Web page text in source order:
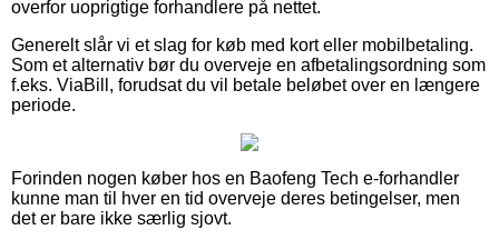
overfor uoprigtige forhandlere på nettet.
Generelt slår vi et slag for køb med kort eller mobilbetaling.
Som et alternativ bør du overveje en afbetalingsordning som
f.eks. ViaBill, forudsat du vil betale beløbet over en længere
periode.
Forinden nogen køber hos en Baofeng Tech e-forhandler
kunne man til hver en tid overveje deres betingelser, men
det er bare ikke særlig sjovt.